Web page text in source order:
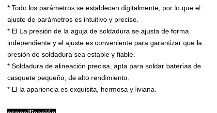
* Todo los parámetros se establecen digitalmente, por lo que el
ajuste de parámetros es intuitivo y preciso.
* El La presión de la aguja de soldadura se ajusta de forma
independiente y el ajuste es conveniente para garantizar que la
presión de soldadura sea estable y fiable.
* Soldadura de alineación precisa, apta para soldar baterías de
casquete pequeño, de alto rendimiento.
* El la apariencia es exquisita, hermosa y liviana.